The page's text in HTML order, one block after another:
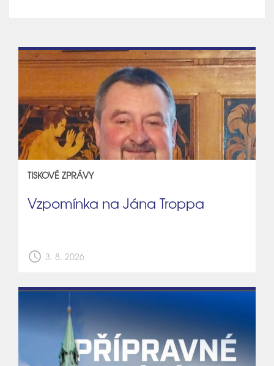
TISKOVÉ ZPRÁVY
Vzpomínka na Jána Troppa
schedule 3. 8. 2026